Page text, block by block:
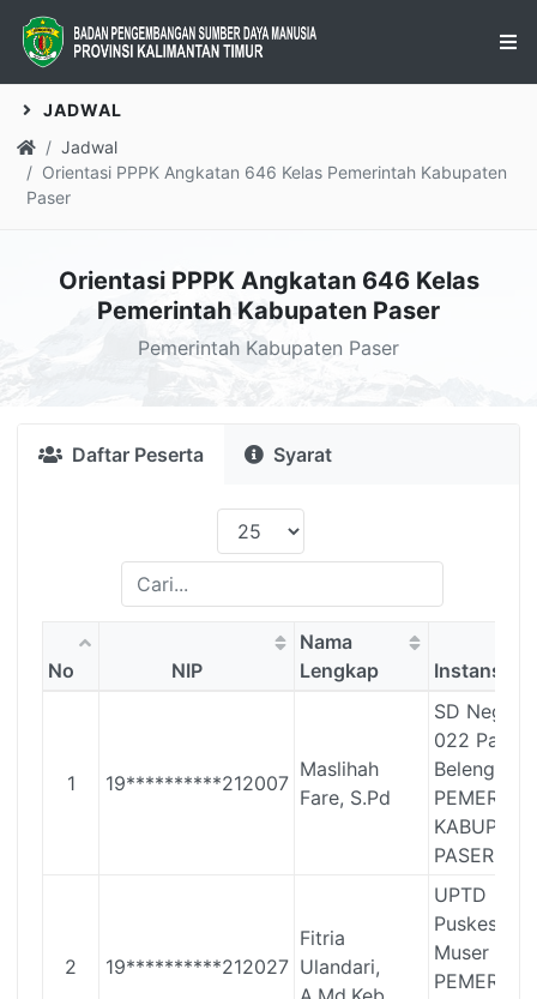
JADWAL
Jadwal
Orientasi PPPK Angkatan 646 Kelas Pemerintah Kabupaten
Paser
Orientasi PPPK Angkatan 646 Kelas
Pemerintah Kabupaten Paser
Pemerintah Kabupaten Paser
Daftar Peserta Syarat
No NIP
Nama
Lengkap
Instansi
1 19**********212007
Maslihah
Fare, S.Pd
SD Negeri
022 Pasir
PASER
2 19**********212027
Fitria
Ulandari,
UPTD
Puskesmas
Muser